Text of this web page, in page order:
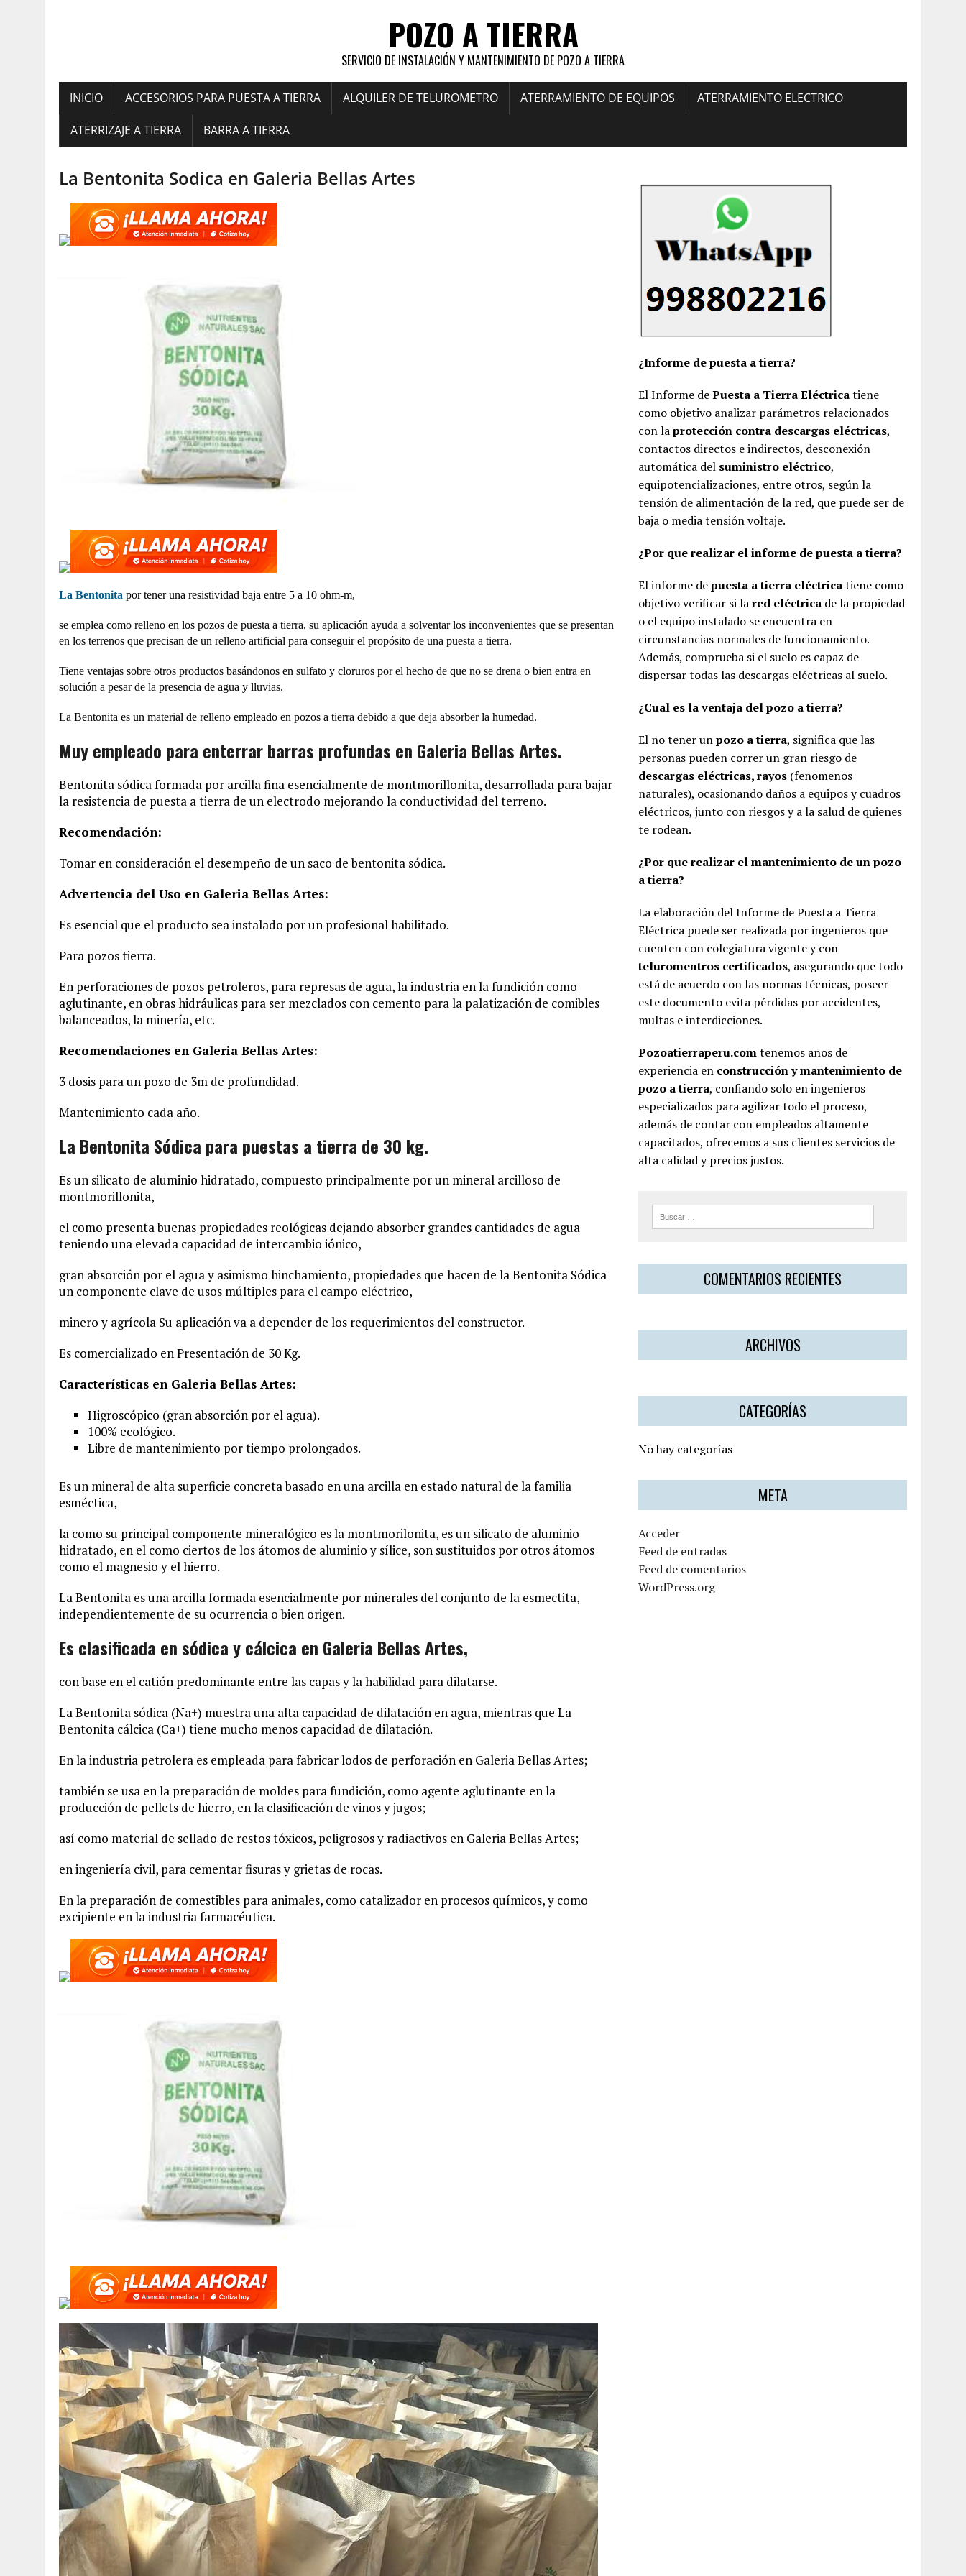
POZO A TIERRA
SERVICIO DE INSTALACIÓN Y MANTENIMIENTO DE POZO A TIERRA
INICIO ACCESORIOS PARA PUESTA A TIERRA ALQUILER DE TELUROMETRO ATERRAMIENTO DE EQUIPOS ATERRAMIENTO ELECTRICO
ATERRIZAJE A TIERRA BARRA A TIERRA
La Bentonita Sodica en Galeria Bellas Artes
La Bentonita por tener una resistividad baja entre 5 a 10 ohm-m,
se emplea como relleno en los pozos de puesta a tierra, su aplicación ayuda a solventar los inconvenientes que se presentan
en los terrenos que precisan de un relleno artificial para conseguir el propósito de una puesta a tierra.
Tiene ventajas sobre otros productos basándonos en sulfato y cloruros por el hecho de que no se drena o bien entra en
solución a pesar de la presencia de agua y lluvias.
La Bentonita es un material de relleno empleado en pozos a tierra debido a que deja absorber la humedad.
Muy empleado para enterrar barras profundas en Galeria Bellas Artes.
Bentonita sódica formada por arcilla fina esencialmente de montmorillonita, desarrollada para bajar
la resistencia de puesta a tierra de un electrodo mejorando la conductividad del terreno.
Recomendación:
Tomar en consideración el desempeño de un saco de bentonita sódica.
Advertencia del Uso en Galeria Bellas Artes:
Es esencial que el producto sea instalado por un profesional habilitado.
Para pozos tierra.
En perforaciones de pozos petroleros, para represas de agua, la industria en la fundición como
aglutinante, en obras hidráulicas para ser mezclados con cemento para la palatización de comibles
balanceados, la minería, etc.
Recomendaciones en Galeria Bellas Artes:
3 dosis para un pozo de 3m de profundidad.
Mantenimiento cada año.
La Bentonita Sódica para puestas a tierra de 30 kg.
Es un silicato de aluminio hidratado, compuesto principalmente por un mineral arcilloso de
montmorillonita,
el como presenta buenas propiedades reológicas dejando absorber grandes cantidades de agua
teniendo una elevada capacidad de intercambio iónico,
gran absorción por el agua y asimismo hinchamiento, propiedades que hacen de la Bentonita Sódica
un componente clave de usos múltiples para el campo eléctrico,
minero y agrícola Su aplicación va a depender de los requerimientos del constructor.
Es comercializado en Presentación de 30 Kg.
Características en Galeria Bellas Artes:
Higroscópico (gran absorción por el agua).
100% ecológico.
Libre de mantenimiento por tiempo prolongados.
Es un mineral de alta superficie concreta basado en una arcilla en estado natural de la familia
esméctica,
la como su principal componente mineralógico es la montmorilonita, es un silicato de aluminio
hidratado, en el como ciertos de los átomos de aluminio y sílice, son sustituidos por otros átomos
como el magnesio y el hierro.
La Bentonita es una arcilla formada esencialmente por minerales del conjunto de la esmectita,
independientemente de su ocurrencia o bien origen.
Es clasificada en sódica y cálcica en Galeria Bellas Artes,
con base en el catión predominante entre las capas y la habilidad para dilatarse.
La Bentonita sódica (Na+) muestra una alta capacidad de dilatación en agua, mientras que La
Bentonita cálcica (Ca+) tiene mucho menos capacidad de dilatación.
En la industria petrolera es empleada para fabricar lodos de perforación en Galeria Bellas Artes;
también se usa en la preparación de moldes para fundición, como agente aglutinante en la
producción de pellets de hierro, en la clasificación de vinos y jugos;
así como material de sellado de restos tóxicos, peligrosos y radiactivos en Galeria Bellas Artes;
en ingeniería civil, para cementar fisuras y grietas de rocas.
En la preparación de comestibles para animales, como catalizador en procesos químicos, y como
excipiente en la industria farmacéutica.
¿Informe de puesta a tierra?
El Informe dePuesta a Tierra Eléctricatiene
como objetivo analizar parámetros relacionados
con laprotección contra descargas eléctricas,
contactos directos e indirectos, desconexión
automática del suministro eléctrico,
equipotencializaciones, entre otros, según la
tensión de alimentación de la red, que puede ser de
baja o media tensión voltaje.
¿Por que realizar el informe de puesta a tierra?
El informe depuesta a tierra eléctricatiene como
objetivo verificar si lared eléctrica de la propiedad
o el equipo instalado se encuentra en
circunstancias normales de funcionamiento.
Además, comprueba si el suelo es capaz de
dispersar todas las descargas eléctricas al suelo.
¿Cual es la ventaja del pozo a tierra?
El no tener unpozo a tierra, significa que las
personas pueden correr un gran riesgo de
descargas eléctricas, rayos (fenomenos
naturales), ocasionando daños a equipos y cuadros
eléctricos, junto con riesgos y a la salud de quienes
te rodean.
¿Por que realizar el mantenimiento de un pozo
a tierra?
La elaboración del Informe de Puesta a Tierra
Eléctrica puede ser realizada por ingenieros que
cuenten con colegiatura vigente y con
teluromentros certificados, asegurando que todo
está de acuerdo con las normas técnicas, poseer
este documento evita pérdidas por accidentes,
multas e interdicciones.
Pozoatierraperu.comtenemos años de
experiencia en construcción y mantenimiento de
pozo a tierra, confiando solo en ingenieros
especializados para agilizar todo el proceso,
además de contar con empleados altamente
capacitados, ofrecemos a sus clientes servicios de
alta calidad y precios justos.
COMENTARIOS RECIENTES
ARCHIVOS
CATEGORÍAS
No hay categorías
META
Acceder
Feed de entradas
Feed de comentarios
WordPress.org